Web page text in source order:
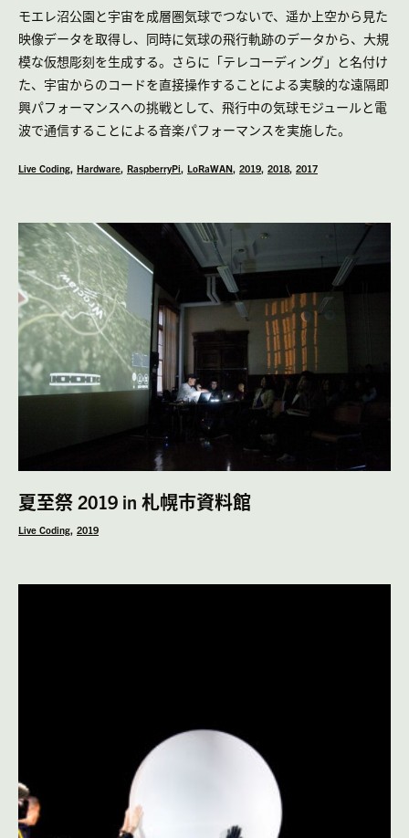
モエレ沼公園と宇宙を成層圏気球でつないで、遥か上空から見た
映像データを取得し、同時に気球の飛行軌跡のデータから、大規
模な仮想彫刻を生成する。さらに「テレコーディング」と名付け
た、宇宙からのコードを直接操作することによる実験的な遠隔即
興パフォーマンスへの挑戦として、飛行中の気球モジュールと電
波で通信することによる音楽パフォーマンスを実施した。
Live Coding Hardware RaspberryPi LoRaWAN 2019 2018 2017
夏至祭 2019 in 札幌市資料館
Live Coding 2019